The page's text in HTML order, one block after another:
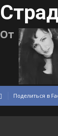
От
Поделиться в